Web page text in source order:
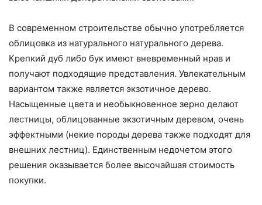
В современном строительстве обычно употребляется
облицовка из натурального натурального дерева.
Крепкий дуб либо бук имеют вневременный нрав и
получают подходящие представления. Увлекательным
вариантом также является экзотичное дерево.
Насыщенные цвета и необыкновенное зерно делают
лестницы, облицованные экзотичным деревом, очень
эффектными (некие породы дерева также подходят для
внешних лестниц). Единственным недочетом этого
решения оказывается более высочайшая стоимость
покупки.